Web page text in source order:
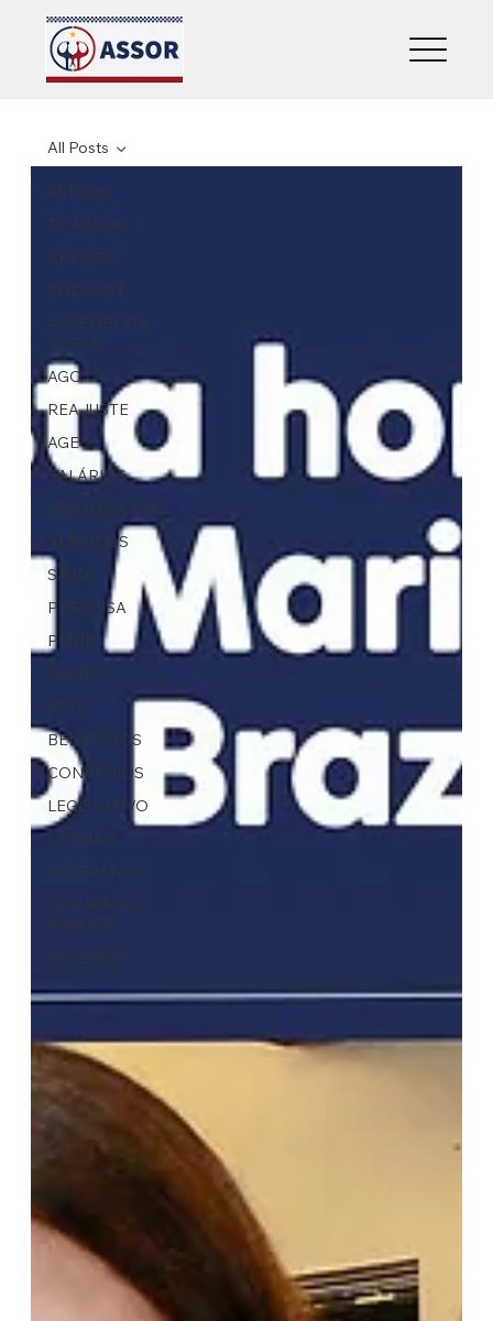
All Posts
TV ASSOR
ARTIGOS
PODCAST
ASSEMBLEIA
GERAL
AGO
REAJUSTE
AGE
SALÁRIOS
INSTITUCIONAL
ALMOÇOS
SAÚDE
PESQUISA
PMDF
CBMDF
PTTC
BENEFÍCIOS
CONVÊNIOS
LEGISLATIVO
OPINIÃO
VETERANOS
SEGURANÇA
PÚBLICA
RECESSO
All Posts